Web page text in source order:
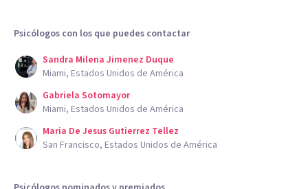
Psicólogos con los que puedes contactar
Sandra Milena Jimenez Duque
Miami, Estados Unidos de América
Gabriela Sotomayor
Miami, Estados Unidos de América
Maria De Jesus Gutierrez Tellez
San Francisco, Estados Unidos de América